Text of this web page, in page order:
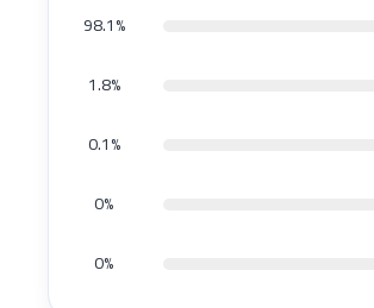
98.1%
1.8%
0.1%
0%
0%